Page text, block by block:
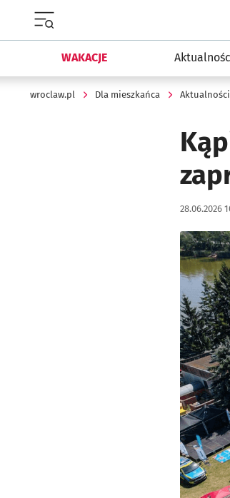
WAKACJE
wroclaw.pl Dla mieszkańca Aktualności
Data
28.06.2026
Kliknij,